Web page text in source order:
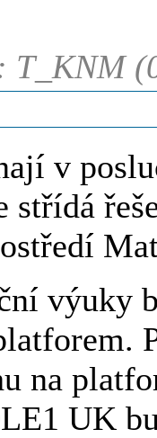
T_KNM
v
střídá
výuky
na
UK